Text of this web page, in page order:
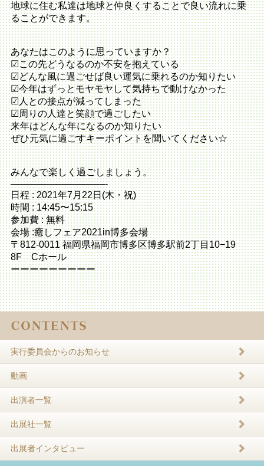
地球に住む私達は地球と仲良くすることで良い流れに乗
ることができます。
あなたはこのように思っていますか？
☑この先どうなるのか不安を抱えている
☑どんな風に過ごせば良い運気に乗れるのか知りたい
☑今年はずっとモヤモヤして気持ちで動けなかった
☑人との接点が減ってしまった
☑周りの人達と笑顔で過ごしたい
来年はどんな年になるのか知りたい
ぜひ元気に過ごすキーポイントを聞いてください☆
みんなで楽しく過ごしましょう。
——————————-
日程 : 2021年7月22日(木・祝)
時間 : 14:45〜15:15
参加費 : 無料
会場 :癒しフェア2021in博多会場
〒812-0011 福岡県福岡市博多区博多駅前2丁目10−19
8F Cホール
ーーーーーーーーー
実行委員会からのお知らせ
動画
出演者一覧
出展社一覧
出展者インタビュー